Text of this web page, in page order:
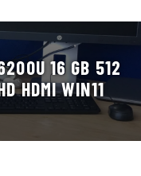
16 GB 512
HDMI WIN11